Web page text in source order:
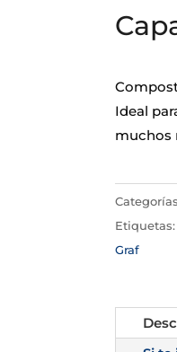
Ideal
muchos
Etiquetas:
Graf